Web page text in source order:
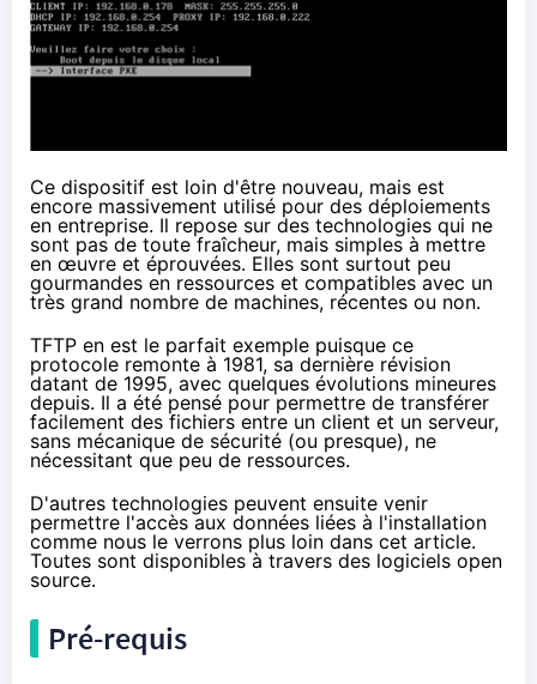
Ce dispositif est loin d'être nouveau, mais est
encore massivement utilisé pour des déploiements
en entreprise. Il repose sur des technologies qui ne
sont pas de toute fraîcheur, mais simples à mettre
en œuvre et éprouvées. Elles sont surtout peu
gourmandes en ressources et compatibles avec un
très grand nombre de machines, récentes ou non.
TFTP en est le parfait exemple puisque ce
protocole remonte à 1981, sa dernière révision
datant de 1995, avec quelques évolutions mineures
depuis. Il a été pensé pour permettre de transférer
facilement des fichiers entre un client et un serveur,
sans mécanique de sécurité (ou presque), ne
nécessitant que peu de ressources.
D'autres technologies peuvent ensuite venir
permettre l'accès aux données liées à l'installation
comme nous le verrons plus loin dans cet article.
Toutes sont disponibles à travers des logiciels open
source.
Pré-requis